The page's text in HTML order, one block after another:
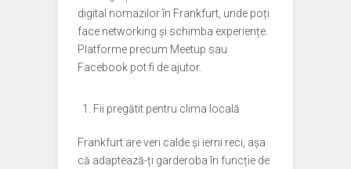
digital nomazilor în Frankfurt, unde poți
face networking și schimba experiențe.
Platforme precum Meetup sau
Facebook pot fi de ajutor.
Fii pregătit pentru clima locală
Frankfurt are veri calde și ierni reci, așa
că adaptează-ți garderoba în funcție de